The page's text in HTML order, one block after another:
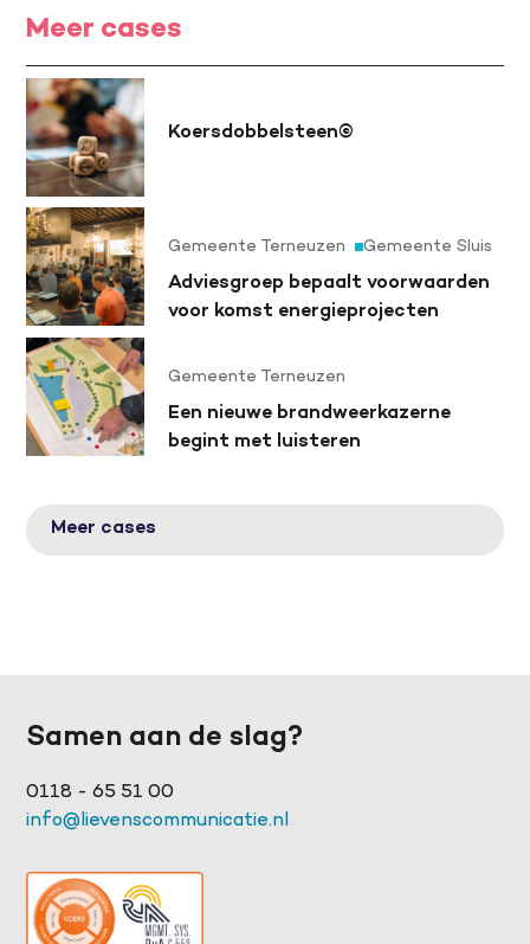
Meer cases
Koersdobbelsteen©
Gemeente Terneuzen
Gemeente Sluis
Adviesgroep bepaalt voorwaarden
voor komst energieprojecten
Gemeente Terneuzen
Een nieuwe brandweerkazerne
begint met luisteren
Meer cases
Samen aan de slag?
0118 - 65 51 00
info@lievenscommunicatie.nl